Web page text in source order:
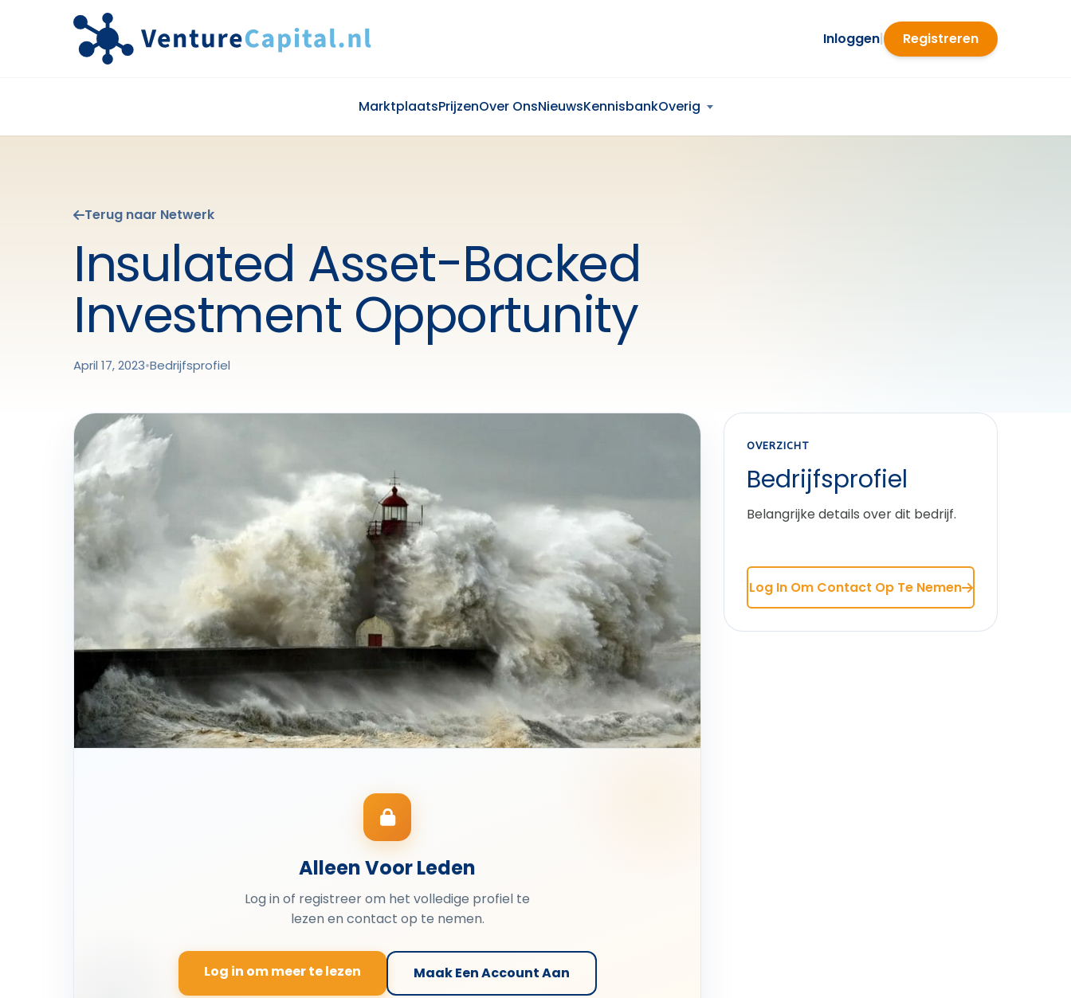
Inloggen| Registreren
MarktplaatsPrijzenOver OnsNieuwsKennisbankOverig
Terug naar Netwerk
Insulated Asset-Backed
Investment Opportunity
April 17, 2023•Bedrijfsprofiel
Alleen Voor Leden
Log in of registreer om het volledige profiel te
lezen en contact op te nemen.
Log in om meer te lezen Maak Een Account Aan
OVERZICHT
Bedrijfsprofiel
Belangrijke details over dit bedrijf.
Log In Om Contact Op Te Nemen